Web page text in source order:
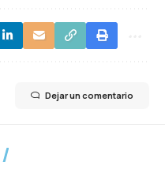
Dejar un comentario